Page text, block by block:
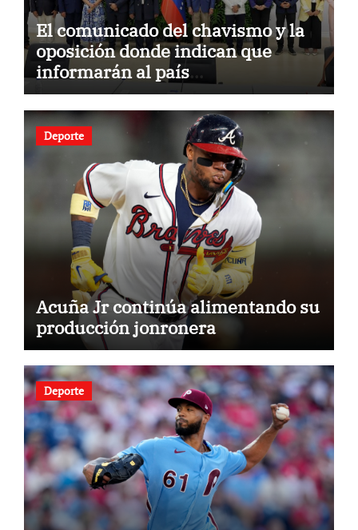
El comunicado del chavismo y la
oposición donde indican que
informarán al país
oportunamente sobre los avances
alcanzado
Deporte
Acuña Jr continúa alimentando su
producción jonronera
Deporte